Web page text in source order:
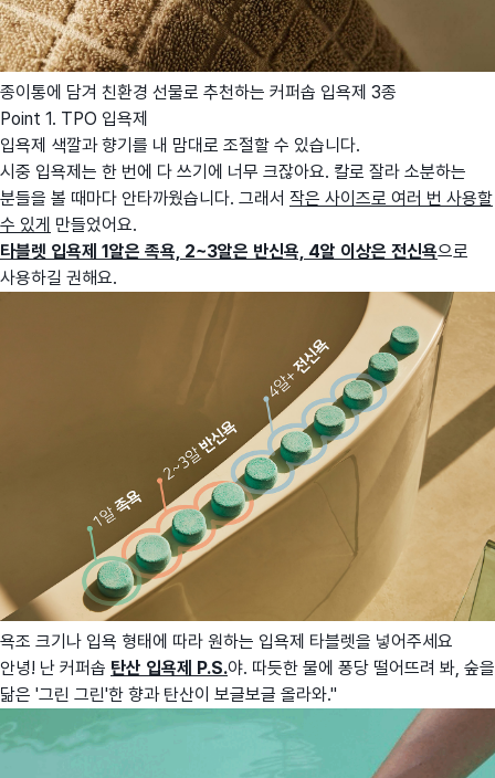
종이통에 담겨 친환경 선물로 추천하는 커퍼솝 입욕제 3종
Point 1. TPO 입욕제
입욕제 색깔과 향기를 내 맘대로 조절할 수 있습니다.
시중 입욕제는 한 번에 다 쓰기에 너무 크잖아요. 칼로 잘라 소분하는
분들을 볼 때마다 안타까웠습니다. 그래서 작은 사이즈로 여러 번 사용할
수 있게 만들었어요.
타블렛 입욕제 1알은 족욕, 2~3알은 반신욕, 4알 이상은 전신욕으로
사용하길 권해요.
욕조 크기나 입욕 형태에 따라 원하는 입욕제 타블렛을 넣어주세요
안녕! 난 커퍼솝 탄산 입욕제 P.S.야. 따듯한 물에 퐁당 떨어뜨려 봐, 숲을
닮은 '그린 그린'한 향과 탄산이 보글보글 올라와."